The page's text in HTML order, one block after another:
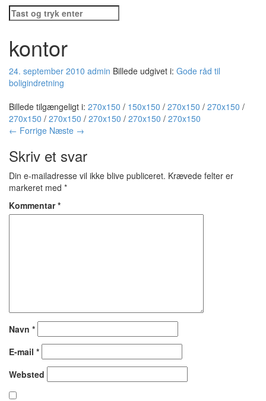
Søg
efter:
kontor
24. september 2010 admin Billede udgivet i: Gode råd til
boligindretning
Billede tilgængeligt i: 270x150 / 150x150 / 270x150 / 270x150 /
270x150 / 270x150 / 270x150 / 270x150 / 270x150
← Forrige Næste →
Skriv et svar
Din e-mailadresse vil ikke blive publiceret. Krævede felter er
markeret med *
Kommentar*
Navn *
E-mail *
Websted